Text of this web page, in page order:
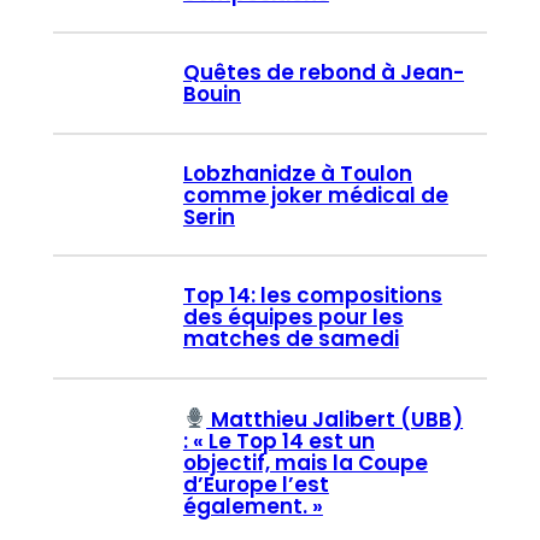
Quêtes de rebond à Jean-
Bouin
Lobzhanidze à Toulon
comme joker médical de
Serin
Top 14: les compositions
des équipes pour les
matches de samedi
Matthieu Jalibert (UBB)
: « Le Top 14 est un
objectif, mais la Coupe
d’Europe l’est
également. »